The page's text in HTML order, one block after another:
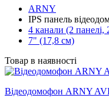
ARNY
IPS панель
4 канали (2 панелі,
7" (17,8 см)
Товар в наявності
Відеодомофон ARNY